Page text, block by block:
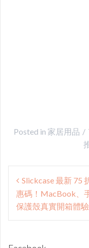
Posted in 家居用品
Post
navigation
Slickcase 最新 75
惠碼！MacBook、
保護殼真實開箱體驗